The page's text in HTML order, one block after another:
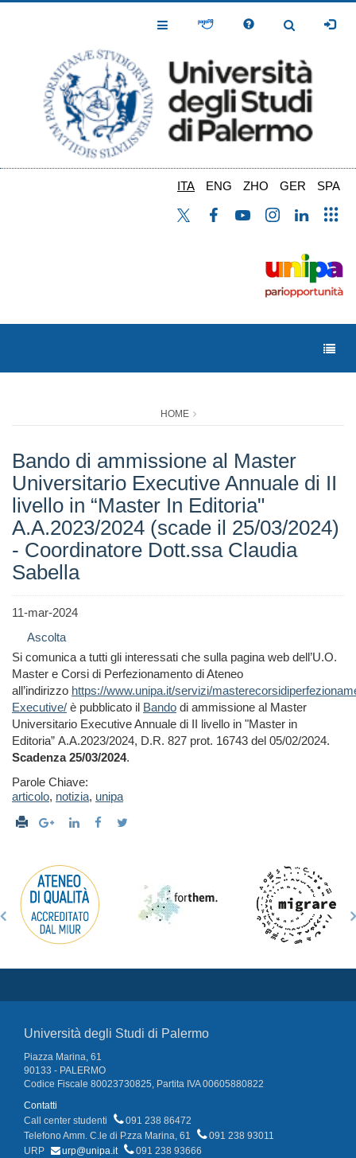
Toggle
Toggle
ITA ENG ZHO GER SPA
HOME
Bando di ammissione al Master
Universitario Executive Annuale di II
livello in “Master In Editoria"
A.A.2023/2024 (scade il 25/03/2024)
- Coordinatore Dott.ssa Claudia
Sabella
11-mar-2024
Ascolta
Si comunica a tutti gli interessati che sulla pagina web dell’U.O.
Master e Corsi di Perfezionamento di Ateneo
all’indirizzo https://www.unipa.it/servizi/
Executive/ è pubblicato il Bando di ammissione al Master
Universitario Executive Annuale di II livello in "Master in
Editoria” A.A.2023/2024, D.R. 827 prot. 16743 del 05/02/2024.
Scadenza 25/03/2024.
Parole Chiave:
articolo, notizia, unipa
Università degli Studi di Palermo
Piazza Marina, 61
90133 - PALERMO
Codice Fiscale 80023730825, Partita IVA 00605880822
Contatti
Call center studenti
091 238 86472
Telefono Amm. C.le di P.zza Marina, 61
091 238 93011
URP
urp@unipa.it
091 238 93666